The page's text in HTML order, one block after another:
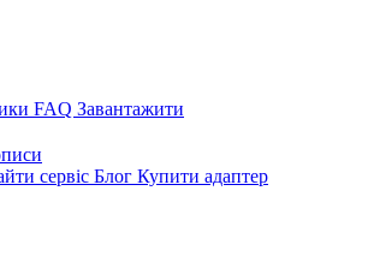
FAQ Завантажити
сервіс Блог Купити адаптер